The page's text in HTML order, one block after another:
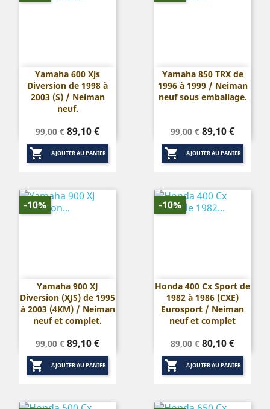
Yamaha 600 Xjs
Diversion de 1998 à
2003 (S) / Neiman
neuf.
Prix
de
base
99,00 € Prix
89,10 €
 AJOUTER AU PANIER
Yamaha 850 TRX de
1996 à 1999 / Neiman
neuf sous emballage.
Prix
de
base
99,00 € Prix
89,10 €
 AJOUTER AU PANIER
Yamaha 900 XJ
Diversion (XJS) de 1995
à 2003 (4KM) / Neiman
neuf et complet.
Prix
de
base
99,00 € Prix
89,10 €
 AJOUTER AU PANIER
-10%
Honda 400 Cx Sport de
1982 à 1986 (CXE)
Eurosport / Neiman
neuf et complet
Prix
de
base
89,00 € Prix
80,10 €
 AJOUTER AU PANIER
-10%